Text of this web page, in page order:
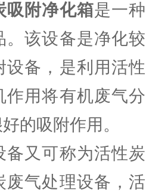
吸附净化箱是一
。该设备是净化
设备，是利用活
作用将有机废气
的吸附作用。
备又可称为活性
废气处理设备，